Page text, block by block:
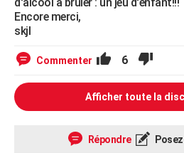
Encore merci,
skjl
Commenter 6
Afficher toute la
Répondre